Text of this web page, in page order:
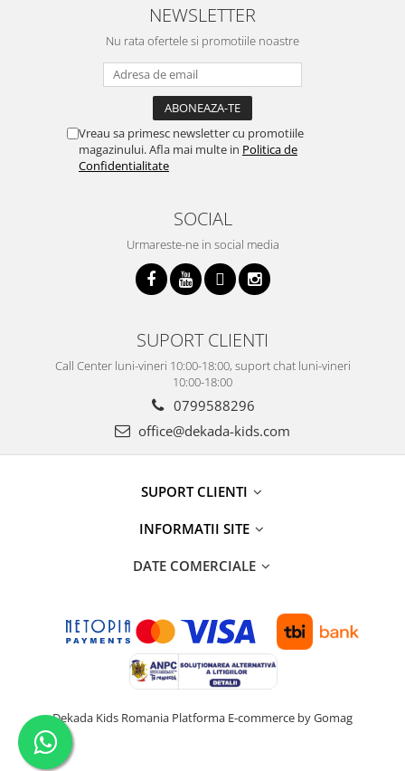
NEWSLETTER
Nu rata ofertele si promotiile noastre
Vreau sa primesc newsletter cu promotiile
magazinului. Afla mai multe in Politica de
Confidentialitate
SOCIAL
Urmareste-ne in social media
SUPORT CLIENTI
Call Center luni-vineri 10:00-18:00, suport chat luni-vineri
10:00-18:00
0799588296
office@dekada-kids.com
SUPORT CLIENTI
INFORMATII SITE
DATE COMERCIALE
Dekada Kids Romania Platforma E-commerce by Gomag